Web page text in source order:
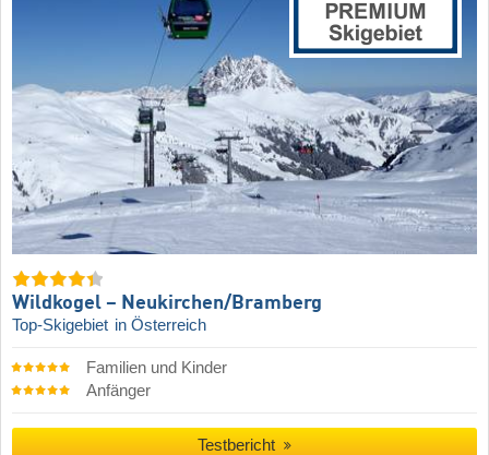
Wildkogel – Neukirchen/​Bramberg
Top-Skigebiet in Österreich
Familien und Kinder
Anfänger
Testbericht